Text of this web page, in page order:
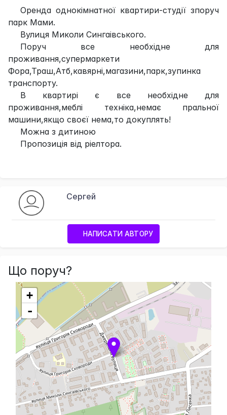
Оренда однокімнатної квартири-студії зпоруч
парк Мами.
Вулиця Миколи Сингаівського.
Поруч все необхідне для
проживання,супермаркети
Фора,Траш,Атб,кавярні,магазини,парк,зупинка
транспорту.
В квартирі є все необхідне для
проживання,меблі техніка,немає пральної
машини,якщо своєї нема,то докуплять!
Можна з дитиною
Пропозиція від ріелтора.
Сергей
НАПИСАТИ АВТОРУ
Що поруч?
+
-